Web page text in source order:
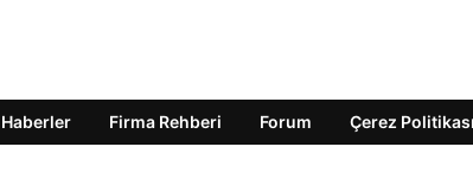
Firma Rehberi Forum Çerez Politikası